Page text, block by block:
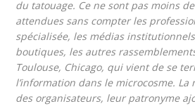
du tatouage. Ce ne sont pas moins
attendues sans compter les
spécialisée, les médias
boutiques, les autres
Toulouse, Chicago, qui vient de se
l’information dans le microcosme.
des organisateurs, leur patronyme